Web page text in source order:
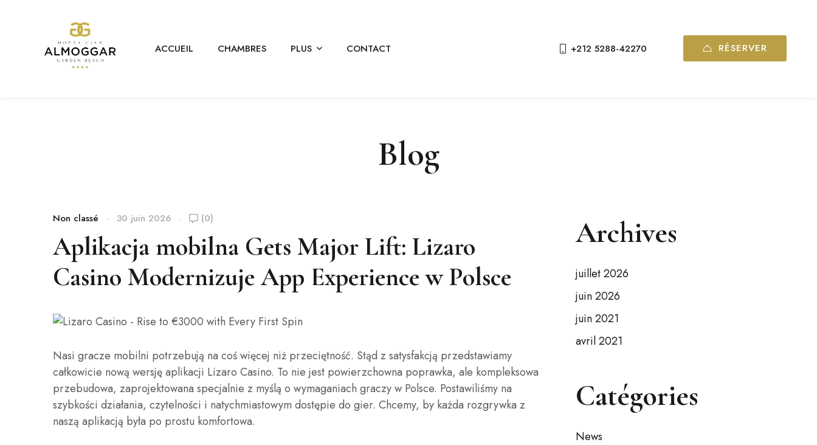
ACCUEIL CHAMBRES PLUS CONTACT +212 5288-42270 RÉSERVER
Blog
Non classé 30 juin 2026 (0)
Aplikacja mobilna Gets Major Lift: Lizaro
Casino Modernizuje App Experience w Polsce
Nasi gracze mobilni potrzebują na coś więcej niż przeciętność. Stąd z satysfakcją przedstawiamy
całkowicie nową wersję aplikacji Lizaro Casino. To nie jest powierzchowna poprawka, ale kompleksowa
przebudowa, zaprojektowana specjalnie z myślą o wymaganiach graczy w Polsce. Postawiliśmy na
szybkości działania, czytelności i natychmiastowym dostępie do gier. Chcemy, by każda rozgrywka z
naszą aplikacją była po prostu komfortowa.
Archives
juillet 2026
juin 2026
juin 2021
avril 2021
Catégories
News